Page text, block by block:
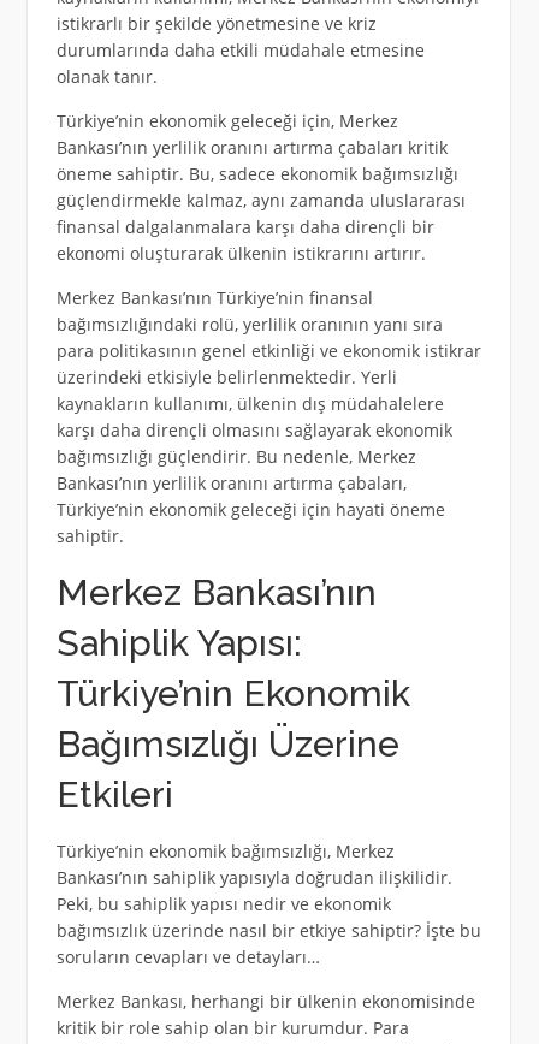
istikrarlı bir şekilde yönetmesine ve kriz
durumlarında daha etkili müdahale etmesine
olanak tanır.
Türkiye’nin ekonomik geleceği için, Merkez
Bankası’nın yerlilik oranını artırma çabaları kritik
öneme sahiptir. Bu, sadece ekonomik bağımsızlığı
güçlendirmekle kalmaz, aynı zamanda uluslararası
finansal dalgalanmalara karşı daha dirençli bir
ekonomi oluşturarak ülkenin istikrarını artırır.
Merkez Bankası’nın Türkiye’nin finansal
bağımsızlığındaki rolü, yerlilik oranının yanı sıra
para politikasının genel etkinliği ve ekonomik istikrar
üzerindeki etkisiyle belirlenmektedir. Yerli
kaynakların kullanımı, ülkenin dış müdahalelere
karşı daha dirençli olmasını sağlayarak ekonomik
bağımsızlığı güçlendirir. Bu nedenle, Merkez
Bankası’nın yerlilik oranını artırma çabaları,
Türkiye’nin ekonomik geleceği için hayati öneme
sahiptir.
Merkez Bankası’nın
Sahiplik Yapısı:
Türkiye’nin Ekonomik
Bağımsızlığı Üzerine
Etkileri
Türkiye’nin ekonomik bağımsızlığı, Merkez
Bankası’nın sahiplik yapısıyla doğrudan ilişkilidir.
Peki, bu sahiplik yapısı nedir ve ekonomik
bağımsızlık üzerinde nasıl bir etkiye sahiptir? İşte bu
soruların cevapları ve detayları…
Merkez Bankası, herhangi bir ülkenin ekonomisinde
kritik bir role sahip olan bir kurumdur. Para